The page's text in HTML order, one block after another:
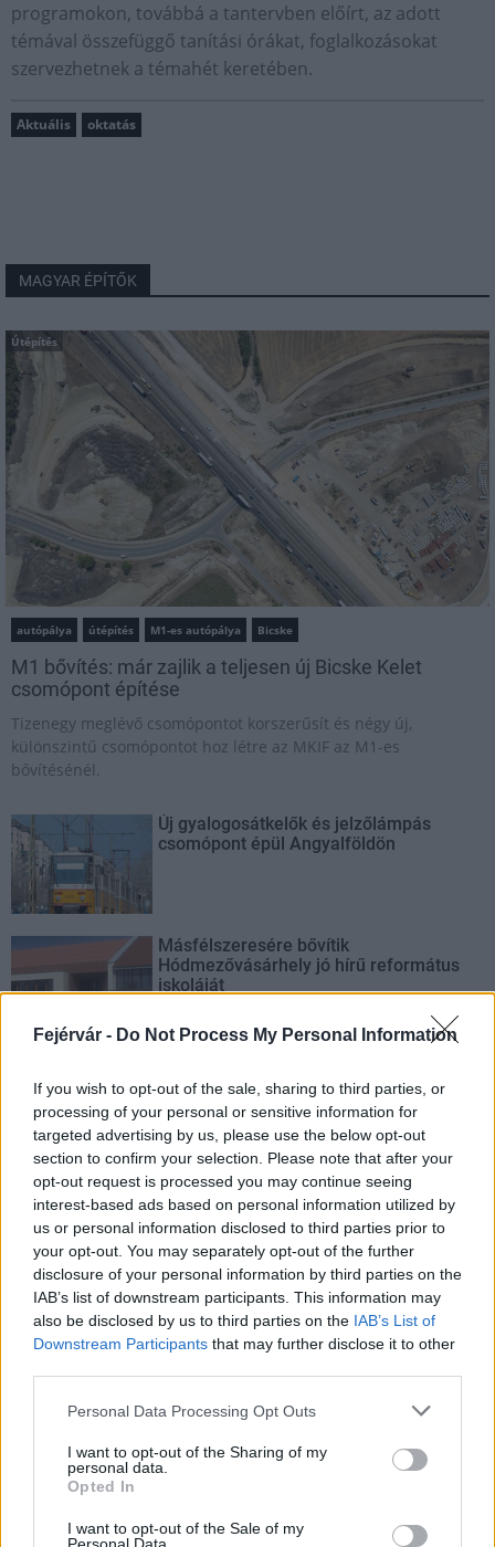
Fejérvár - Do Not Process My Personal Information
If you wish to opt-out of the sale, sharing to third parties, or
processing of your personal or sensitive information for
targeted advertising by us, please use the below opt-out
section to confirm your selection. Please note that after your
opt-out request is processed you may continue seeing
interest-based ads based on personal information utilized by
us or personal information disclosed to third parties prior to
your opt-out. You may separately opt-out of the further
disclosure of your personal information by third parties on the
IAB’s list of downstream participants. This information may
also be disclosed by us to third parties on the IAB’s List of
Downstream Participants that may further disclose it to other
Please note that this website/app uses one or more Google
not limited to your visit or usage behaviour. You may click to
grant or deny consent to Google and its third-party tags to
use your data for below specified purposes in below Google
consent section.
Personal Data Processing Opt Outs
I want to opt-out of the Sharing of my
personal data.
Opted In
I want to opt-out of the Sale of my
programokon, továbbá a tantervben előírt, az adott
témával összefüggő tanítási órákat, foglalkozásokat
szervezhetnek a témahét keretében.
Aktuális oktatás
MAGYAR ÉPÍTŐK
Útépítés
autópálya útépítés M1-es autópálya Bicske
M1 bővítés: már zajlik a teljesen új Bicske Kelet
csomópont építése
Tizenegy meglévő csomópontot korszerűsít és négy új,
különszintű csomópontot hoz létre az MKIF az M1-es
bővítésénél.
Új gyalogosátkelők és jelzőlámpás
csomópont épül Angyalföldön
Másfélszeresére bővítik
Hódmezővásárhely jó hírű református
iskoláját
Flórián téri felüljárón
Paks II.: Mit jelent az 5. blokk új
mérföldköve a felülvizsgálat
árnyékában?